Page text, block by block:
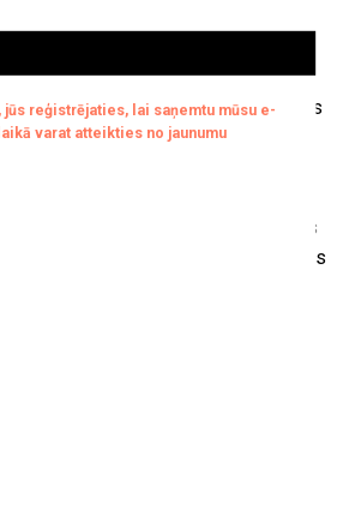
naktīs kopā ar Liepkalnu Pēteri
augstus viļņus. Naktī, aiz mēness
mākslinieka lauku mājās, viņi
kāršu partijās, nereti visas nakts
draudzībai, bet arī dusmām, lamām
spēlmaņu azartam ar dārdošiem
un pat nereti zemiski verbālai
vientiesīgi kļūdījās, neskaitīdams
sabiedrotais bija arī alkohols, kas
un, ja vēl šajās vienubrīd
trāpījās pa kādai izskatīgai
bija ko sacensties harizmātiski
intelektuāliem paņēmieniem,
dzīvā teātra izrādē. Bez
atkārtojuma. Liepkalnu Pēteris, viņu
savienībā bija ugunsdzēsējs un
nebeigtos traģiski.